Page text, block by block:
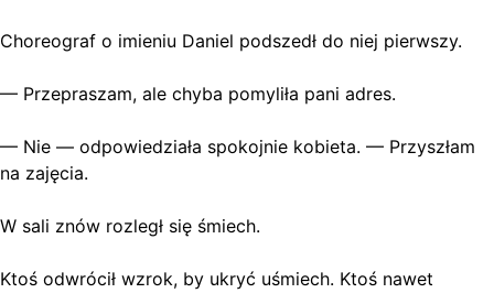
Choreograf o imieniu Daniel podszedł do niej pierwszy.
— Przepraszam, ale chyba pomyliła pani adres.
— Nie — odpowiedziała spokojnie kobieta. — Przyszłam
na zajęcia.
W sali znów rozległ się śmiech.
Ktoś odwrócił wzrok, by ukryć uśmiech. Ktoś nawet